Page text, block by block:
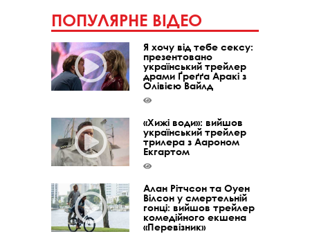
ПОПУЛЯРНЕ ВІДЕО
Я хочу від тебе сексу:
презентовано
український трейлер
драми Ґреґґа Аракі з
Олівією Вайлд
«Хижі води»: вийшов
український трейлер
трилера з Аароном
Екгартом
Алан Рітчсон та Оуен
Вілсон у смертельній
гонці: вийшов трейлер
комедійного екшена
«Перевізник»